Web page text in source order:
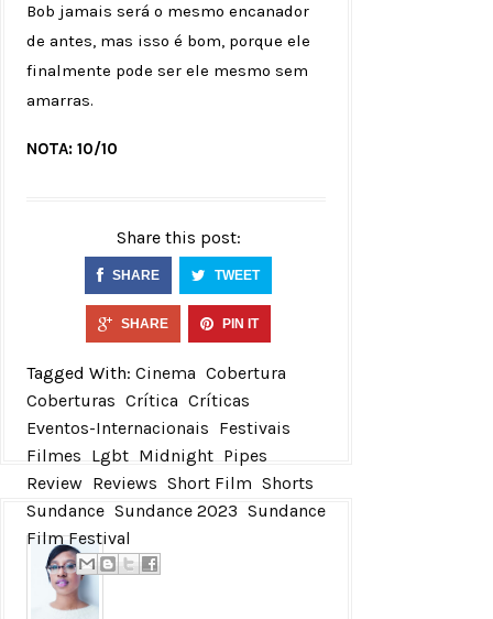
Bob jamais será o mesmo encanador
de antes, mas isso é bom, porque ele
finalmente pode ser ele mesmo sem
amarras.
NOTA: 10/10
Share this post:
SHARE TWEET
SHARE PIN IT
Tagged With: Cinema Cobertura
Coberturas Crítica Críticas
Eventos-Internacionais Festivais
Filmes Lgbt Midnight Pipes
Review Reviews Short Film Shorts
Sundance Sundance 2023 Sundance
Film Festival